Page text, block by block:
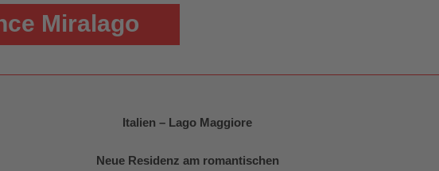
Miralago
Italien – Lago Maggiore
Neue Residenz am romantischen